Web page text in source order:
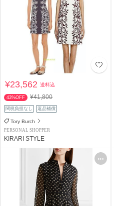
¥23,562送料込
43%OFF ¥41,800
関税負担なし 返品補償
Tory Burch
PERSONAL SHOPPER
KIRARI STYLE